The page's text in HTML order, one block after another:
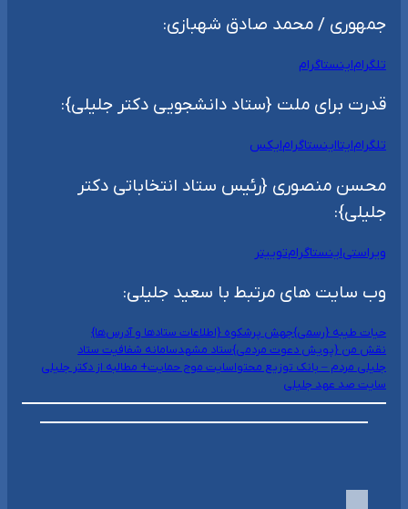
جمهوری / محمد صادق شهبازی:
تلگراماینستاگرام
قدرت برای ملت {ستاد دانشجویی دکتر جلیلی}:
تلگرامایتااینستاگرامایکس
محسن منصوری {رئیس ستاد انتخاباتی دکتر
جلیلی}:
ویراستیاینستاگرامتوییتر
وب سایت های مرتبط با سعید جلیلی:
حیات طیبه {رسمی}جهش پرشکوه {اطلاعات ستادها و آدرس‌ها}
نقش من {پویش دعوت مردمی}ستاد مشهدسامانه شفافیت ستاد
جلیلی مردم – بانک توزیع محتواسایت موج حمایت+ مطالبه از دکتر جلیلی
سایت صد عهد جلیلی